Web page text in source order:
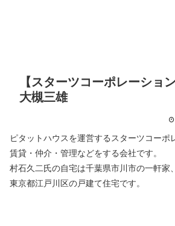
【スターツコーポレーショ
大槻三雄
ピタットハウスを運営するスターツコーポ
賃貸・仲介・管理などをする会社です。
村石久二氏の自宅は千葉県市川市の一軒家
東京都江戸川区の戸建て住宅です。